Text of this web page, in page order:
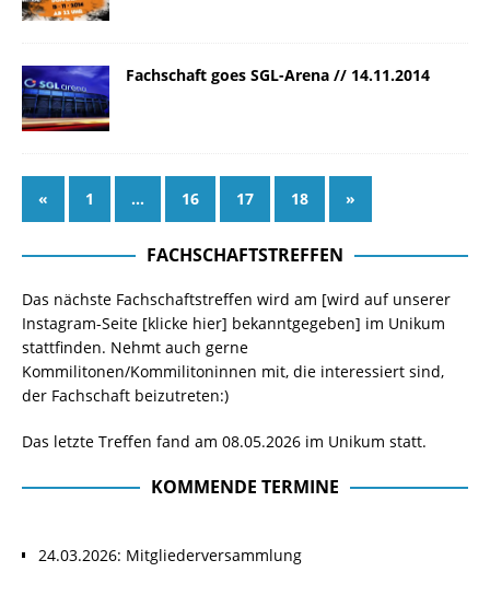
Fachschaft goes SGL-Arena // 14.11.2014
« 1 … 16 17 18 »
FACHSCHAFTSTREFFEN
Das nächste Fachschaftstreffen wird am [wird auf unserer
Instagram-Seite [klicke hier] bekanntgegeben] im Unikum
stattfinden. Nehmt auch gerne
Kommilitonen/Kommilitoninnen mit, die interessiert sind,
der Fachschaft beizutreten:)
Das letzte Treffen fand am 08.05.2026 im Unikum statt.
KOMMENDE TERMINE
24.03.2026: Mitgliederversammlung